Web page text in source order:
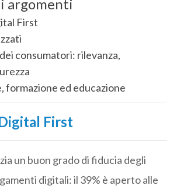
argomenti
First
consumatori: rilevanza,
formazione ed educazione
First
un buon grado di fiducia degli
digitali: il 39% è aperto alle